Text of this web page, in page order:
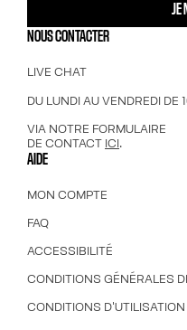
JE
NOUS CONTACTER
LIVE CHAT
DU LUNDI AU VENDREDI DE
VIA NOTRE FORMULAIRE
DE CONTACT ICI.
AIDE
MON COMPTE
FAQ
ACCESSIBILITÉ
CONDITIONS GÉNÉRALES
CONDITIONS D'UTILISATION